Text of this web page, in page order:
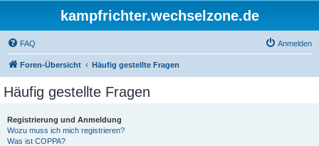
kampfrichter.wechselzone.de
FAQ Anmelden
Foren-Übersicht Häufig gestellte Fragen
Häufig gestellte Fragen
Registrierung und Anmeldung
Wozu muss ich mich registrieren?
Was ist COPPA?